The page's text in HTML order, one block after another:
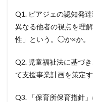
Q1. ピアジェの認知発
異なる他者の視点を理
性」という。◯か×か。
Q2. 児童福祉法に基づ
て支援事業計画を策定
Q3. 「保育所保育指針